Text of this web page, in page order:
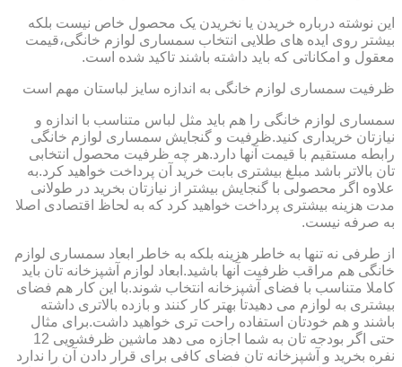
این نوشته درباره خریدن یا نخریدن یک محصول خاص نیست بلکه
بیشتر روی ایده های طلایی انتخاب سمساری لوازم خانگی،قیمت
معقول و امکاناتی که باید داشته باشند تاکید شده است.
ظرفیت سمساری لوازم خانگی به اندازه سایز لباستان مهم است
سمساری لوازم خانگی را هم باید مثل لباس متناسب با اندازه و
نیازتان خریداری کنید.ظرفیت و گنجایش سمساری لوازم خانگی
رابطه مستقیم با قیمت آنها دارد.هر چه ظرفیت محصول انتخابی
تان بالاتر باشد مبلغ بیشتری بابت خرید آن پرداخت خواهید کرد.به
علاوه اگر محصولی با گنجایش بیشتر از نیازتان بخرید در طولانی
مدت هزینه بیشتری پرداخت خواهید کرد که به لحاظ اقتصادی اصلا
به صرفه نیست.
از طرفی نه تنها به خاطر هزینه بلکه به خاطر ابعاد سمساری لوازم
خانگی هم مراقب ظرفیت آنها باشید.ابعاد لوازم آشپزخانه تان باید
کاملا متناسب با فضای آشپزخانه انتخاب شوند.با این کار هم فضای
بیشتری به لوازم می دهیدتا بهتر کار کنند و بازده بالاتری داشته
باشند و هم خودتان استفاده راحت تری خواهید داشت.برای مثال
حتی اگر بودجه تان به شما اجازه می دهد ماشین ظرفشویی 12
نفره بخرید و آشپزخانه تان فضای کافی برای قرار دادن آن را ندارد